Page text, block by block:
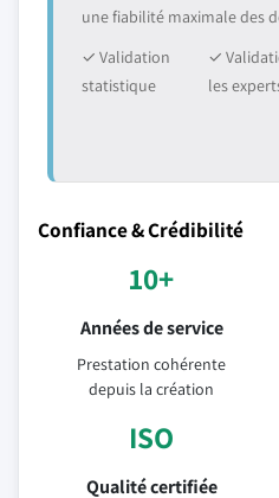
une fiabilité maximale des
✓ Validation
statistique
✓
les
Confiance & Crédibilité
10+
Années de service
Prestation cohérente
depuis la création
ISO
Qualité certifiée